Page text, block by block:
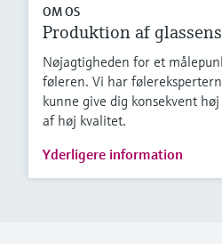
OM OS
Produktion af
Nøjagtigheden for et
føleren. Vi har
kunne give dig konsekvent
af høj kvalitet.
Yderligere information